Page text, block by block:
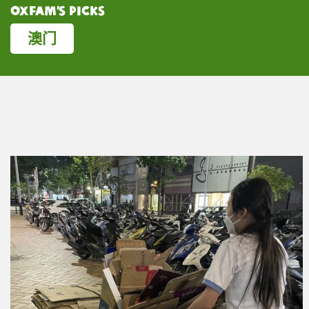
Oxfam’s Picks
澳门